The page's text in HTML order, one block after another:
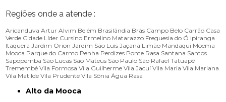
Regiões onde a atende :
Aricanduva Artur Alvim Belém Brasilândia Brás Campo Belo Carrão Casa
Verde Cidade Líder Cursino Ermelino Matarazzo Freguesia do Ó Ipiranga
Itaquera Jardim Orion Jardim São Luís Jaçanã Limão Mandaqui Moema
Mooca Parque do Carmo Penha Perdizes Ponte Rasa Santana Santos
Sapopemba São Lucas São Mateus São Paulo São Rafael Tatuapé
Tremembé Vila Formosa Vila Guilherme Vila Jacuí Vila Maria Vila Mariana
Vila Matilde Vila Prudente Vila Sônia Água Rasa
Alto da Mooca